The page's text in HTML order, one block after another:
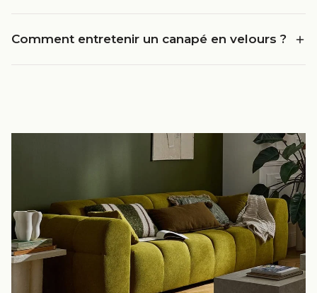
Comment entretenir un canapé en velours ?